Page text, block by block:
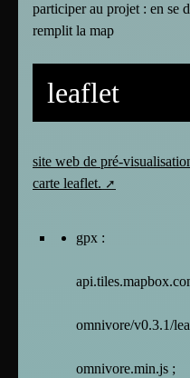
participer au projet : en se
remplit la map
leaflet
site web de pré-
carte leaflet.
gpx :
omnivore/v0.3.1/
omnivore.min.js ;